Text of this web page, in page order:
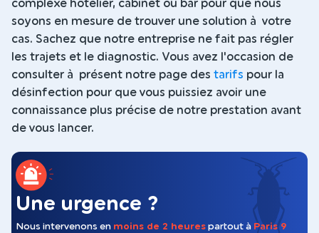
complexe hôtelier, cabinet ou bar pour que nous
soyons en mesure de trouver une solution à votre
cas. Sachez que notre entreprise ne fait pas régler
les trajets et le diagnostic. Vous avez l'occasion de
consulter à présent notre page des tarifs pour la
désinfection pour que vous puissiez avoir une
connaissance plus précise de notre prestation avant
de vous lancer.
Une urgence ?
Nous intervenons en moins de 2 heures partout à Paris 9